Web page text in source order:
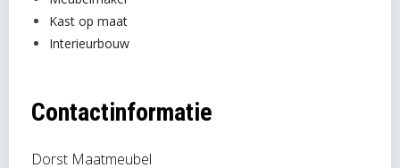
Kast op maat
Interieurbouw
Contactinformatie
Dorst Maatmeubel